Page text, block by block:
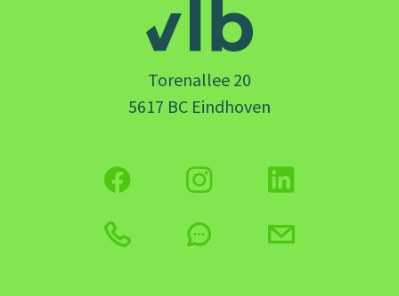
Torenallee 20
5617 BC Eindhoven